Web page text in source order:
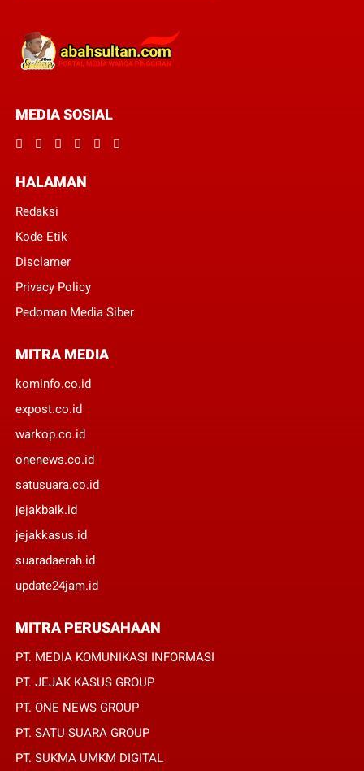
MEDIA SOSIAL
HALAMAN
Redaksi
Kode Etik
Disclamer
Privacy Policy
Pedoman Media Siber
MITRA MEDIA
kominfo.co.id
expost.co.id
warkop.co.id
onenews.co.id
satusuara.co.id
jejakbaik.id
jejakkasus.id
suaradaerah.id
update24jam.id
MITRA PERUSAHAAN
PT. MEDIA KOMUNIKASI INFORMASI
PT. JEJAK KASUS GROUP
PT. ONE NEWS GROUP
PT. SATU SUARA GROUP
PT. SUKMA UMKM DIGITAL